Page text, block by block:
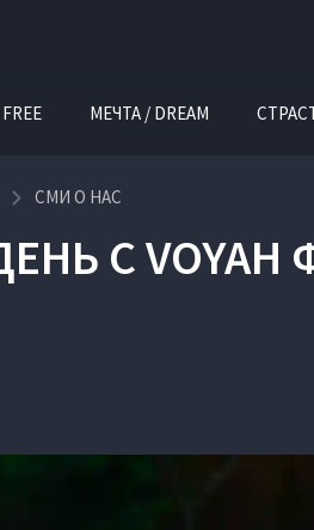
МЕЧТА / DREAM
СМИ О НАС
С